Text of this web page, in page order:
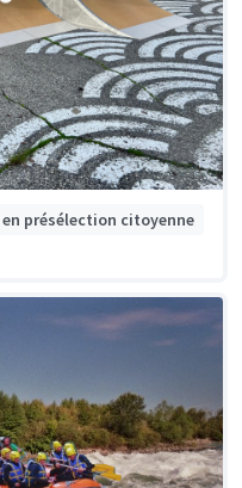
présélection citoyenne